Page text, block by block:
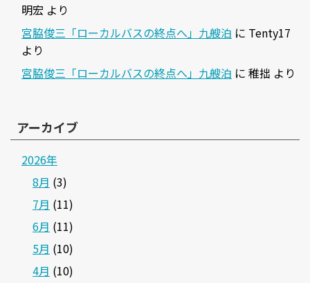
明宏 より
宮脇俊三「ローカルバスの終点へ」九艘泊 に Tenty17
より
宮脇俊三「ローカルバスの終点へ」九艘泊 に 稚拙 より
アーカイブ
2026年
8月 (3)
7月 (11)
6月 (11)
5月 (10)
4月 (10)